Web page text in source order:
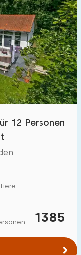
12 Personen
1385